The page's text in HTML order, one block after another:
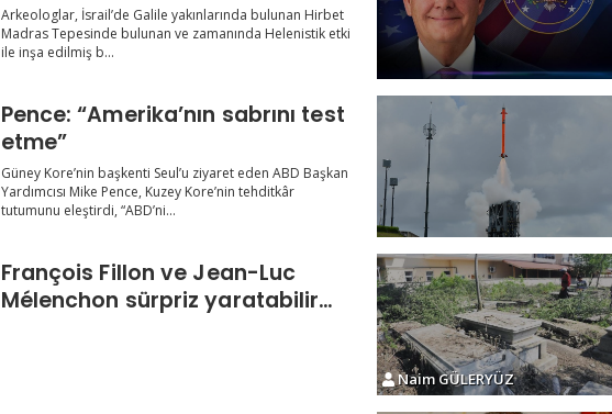
Arkeologlar, İsrail’de Galile yakınlarında bulunan Hirbet
Madras Tepesinde bulunan ve zamanında Helenistik etki
ile inşa edilmiş b...
Pence: “Amerika’nın sabrını test
etme”
Güney Kore’nin başkenti Seul’u ziyaret eden ABD Başkan
Yardımcısı Mike Pence, Kuzey Kore’nin tehditkâr
tutumunu eleştirdi, “ABD’ni...
François Fillon ve Jean-Luc
Mélenchon sürpriz yaratabilir
Naim GÜLERYÜZ